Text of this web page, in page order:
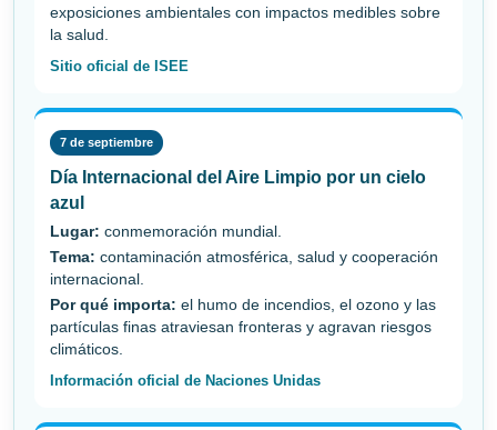
exposiciones ambientales con impactos medibles sobre
la salud.
Sitio oficial de ISEE
7 de septiembre
Día Internacional del Aire Limpio por un cielo
azul
Lugar: conmemoración mundial.
Tema: contaminación atmosférica, salud y cooperación
internacional.
Por qué importa: el humo de incendios, el ozono y las
partículas finas atraviesan fronteras y agravan riesgos
climáticos.
Información oficial de Naciones Unidas